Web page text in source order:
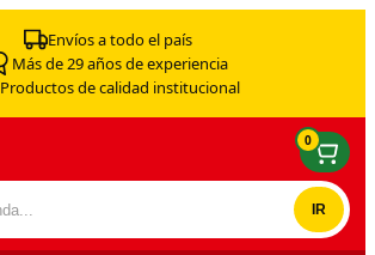
Envíos a todo el país
Más de 29 años de experiencia
Productos de calidad institucional
0